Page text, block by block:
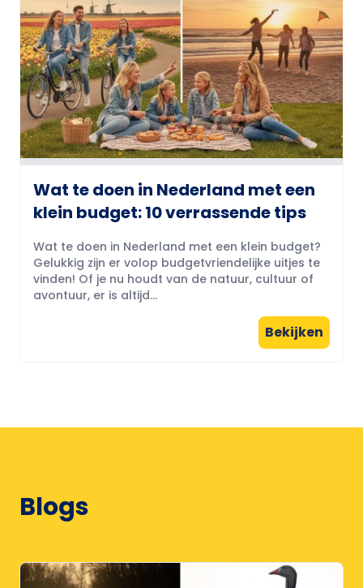
Wat te doen in Nederland met een
klein budget: 10 verrassende tips
Wat te doen in Nederland met een klein budget?
Gelukkig zijn er volop budgetvriendelijke uitjes te
vinden! Of je nu houdt van de natuur, cultuur of
avontuur, er is altijd...
Bekijken
Blogs